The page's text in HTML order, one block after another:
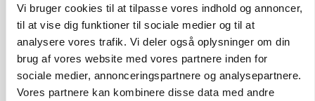
Vi bruger cookies til at tilpasse vores indhold og annoncer,
til at vise dig funktioner til sociale medier og til at
analysere vores trafik. Vi deler også oplysninger om din
brug af vores website med vores partnere inden for
sociale medier, annonceringspartnere og analysepartnere.
Vores partnere kan kombinere disse data med andre
Annonce
Loading...